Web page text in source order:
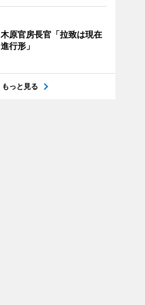
木原官房長官「拉致は現在
進行形」
もっと見る